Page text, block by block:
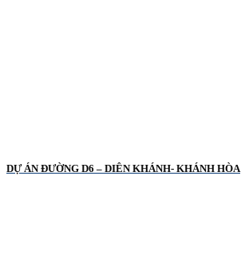
DỰ ÁN ĐƯỜNG D6 – DIÊN KHÁNH- KHÁNH HÒA